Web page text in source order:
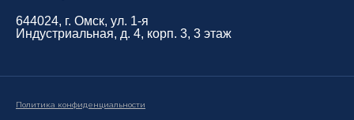
644024, г. Омск, ул. 1-я
Индустриальная, д. 4, корп. 3, 3 этаж
Политика конфиденциальности